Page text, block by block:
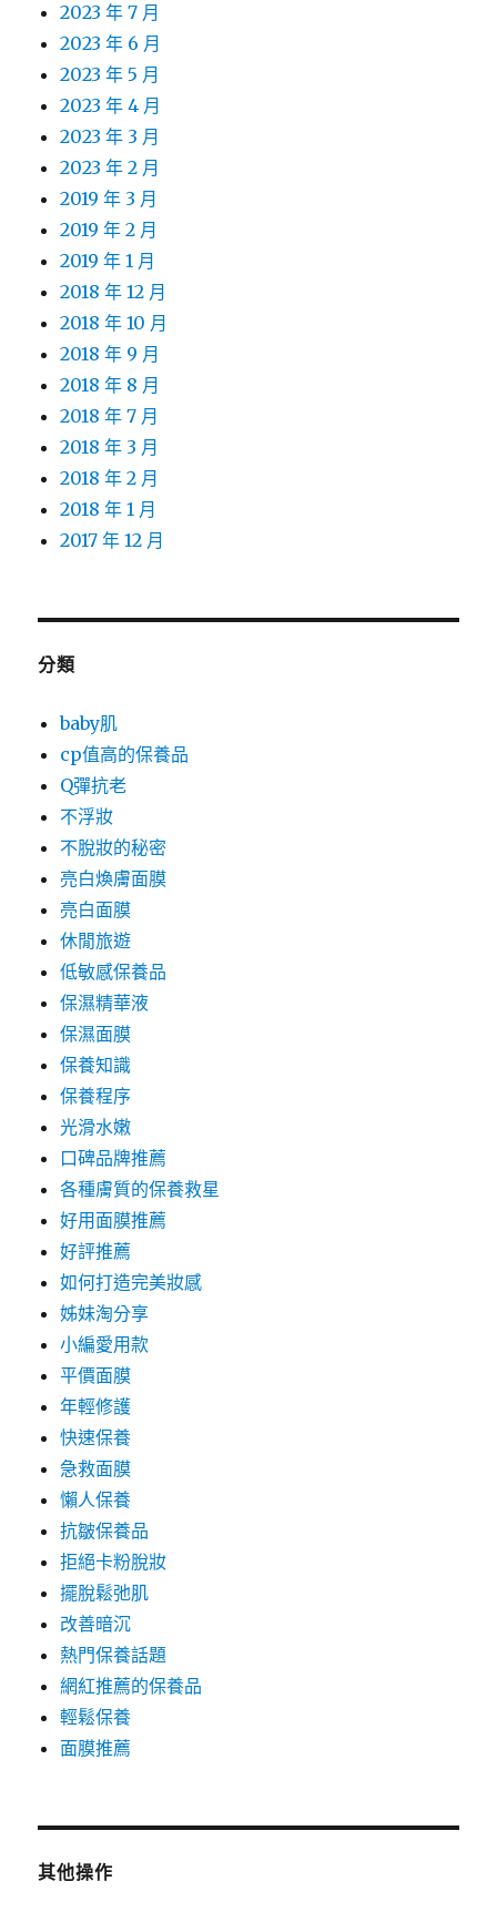
2023 年 7 月
2023 年 6 月
2023 年 5 月
2023 年 4 月
2023 年 3 月
2023 年 2 月
2019 年 3 月
2019 年 2 月
2019 年 1 月
2018 年 12 月
2018 年 10 月
2018 年 9 月
2018 年 8 月
2018 年 7 月
2018 年 3 月
2018 年 2 月
2018 年 1 月
2017 年 12 月
分類
baby肌
cp值高的保養品
Q彈抗老
不浮妝
不脫妝的秘密
亮白煥膚面膜
亮白面膜
休閒旅遊
低敏感保養品
保濕精華液
保濕面膜
保養知識
保養程序
光滑水嫩
口碑品牌推薦
各種膚質的保養救星
好用面膜推薦
好評推薦
如何打造完美妝感
姊妹淘分享
小編愛用款
平價面膜
年輕修護
快速保養
急救面膜
懶人保養
抗皺保養品
拒絕卡粉脫妝
擺脫鬆弛肌
改善暗沉
熱門保養話題
網紅推薦的保養品
輕鬆保養
面膜推薦
其他操作